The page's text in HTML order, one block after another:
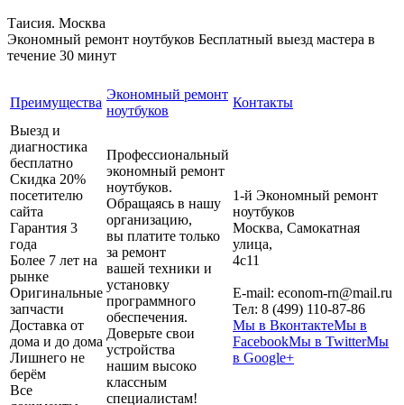
Таисия. Москва
Экономный ремонт ноутбуков Бесплатный выезд мастера в
течение 30 минут
Преимущества
Экономный ремонт
ноутбуков
Контакты
Выезд и
диагностика
бесплатно
Скидка 20%
посетителю
сайта
Гарантия 3
года
Более 7 лет на
рынке
Оригинальные
запчасти
Доставка от
дома и до дома
Лишнего не
берём
Все
Профессиональный
экономный ремонт
ноутбуков.
Обращаясь в нашу
организацию,
вы платите только
за ремонт
вашей техники и
установку
программного
обеспечения.
Доверьте свои
устройства
нашим высоко
классным
специалистам!
1-й Экономный ремонт
ноутбуков
Москва, Самокатная
улица,
4с11
E-mail: econom-rn@mail.ru
Тел: 8 (499) 110-87-86
Мы в ВконтактеМы в
FacebookМы в TwitterМы
в Google+